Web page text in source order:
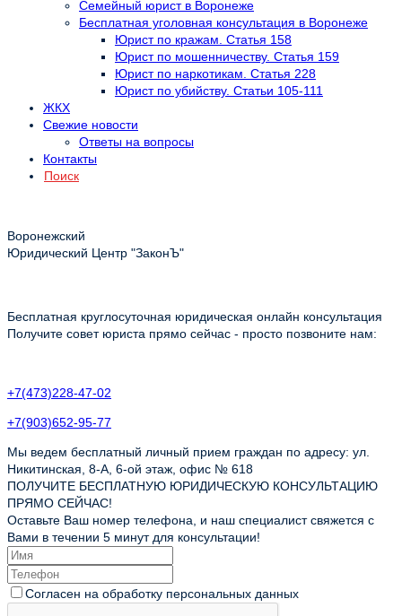
Семейный юрист в Воронеже
Бесплатная уголовная консультация в Воронеже
Юрист по кражам. Статья 158
Юрист по мошенничеству. Статья 159
Юрист по наркотикам. Статья 228
Юрист по убийству. Статьи 105-111
ЖКХ
Свежие новости
Ответы на вопросы
Контакты
Поиск
Воронежский
Юридический Центр "ЗаконЪ"
Бесплатная круглосуточная юридическая онлайн консультация
Получите совет юриста прямо сейчас - просто позвоните нам:
+7(473)228-47-02
+7(903)652-95-77
Мы ведем бесплатный личный прием граждан по адресу: ул.
Никитинская, 8-А, 6-ой этаж, офис № 618
ПОЛУЧИТЕ БЕСПЛАТНУЮ ЮРИДИЧЕСКУЮ КОНСУЛЬТАЦИЮ
ПРЯМО СЕЙЧАС!
Оставьте Ваш номер телефона, и наш специалист свяжется с
Вами в течении 5 минут для консультации!
Согласен на обработку персональных данных